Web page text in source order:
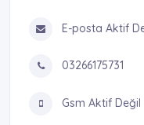
E-posta Aktif
03266175731
Gsm Aktif Değil